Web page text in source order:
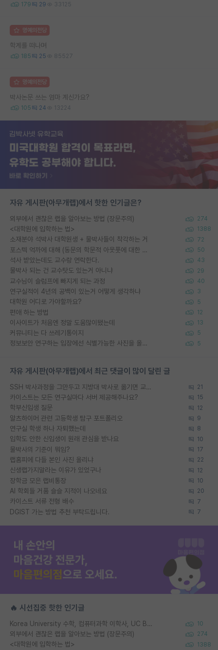
179 29 33125
명예의전당
학계를 떠나며
185 25 85527
명예의전당
박사논문 쓰는 엄마 계신가요?
105 24 13224
자유 게시판(아무개랩)에서 핫한 인기글은?
외부에서 괜찮은 랩을 알아보는 방법 (장문주의) 274
<대학원에 입학하는 법> 1388
소재분야 석박사 대학원생 + 물박사들이 착각하는 거 72
포스텍 억까에 대해 (동문의 학문적 아웃풋에 대한 반박) 50
석사 받았는데도 교수랑 연락한다. 43
물박사 되는 건 교수탓도 있는거 아니냐 29
교수님이 슬럼프에 빠지게 되는 과정 40
연구실적이 4년의 공백이 있는거 어떻게 생각하냐 3
대학원 어디로 가야할까요? 5
편애 하는 방법 12
이사이트가 처음엔 정말 도움많이됐는데 13
커뮤니티는 다 쓰레기통이지 5
정보보안 연구하는 입장에선 식별가능한 사진을 올리는건 비추이긴함 5
자유 게시판(아무개랩)에서 최근 댓글이 많이 달린 글
SSH 박사과정을 그만두고 지방대 박사로 옮기면 교수의 꿈은 끝일까요? 21
카이스트는 모든 연구실마다 서버 제공해주나요? 15
학부신입생 질문 12
알츠하이머 관련 고등학생 탐구 포트폴리오 9
연구실 학생 하나 자퇴했는데 8
입학도 안한 신입생이 원래 관심을 받나요 10
물박사의 기준이 뭐임? 17
랩홈피에 다들 본인 사진 올리냐 22
신생랩가지말라는 이유가 있었구나 12
장학금 모은 랩비통장 10
AI 학회들 거품 슬슬 지적이 나오네요 20
카이스트 서류 전형 배수 7
DGIST 가는 방법 추천 부탁드립니다. 7
🔥 시선집중 핫한 인기글
Korea University 수학, 컴퓨터과학 이학사, UC Berkeley 산업공학 대학원 공학박사가 되는 것은 쉽지 않겠죠? 10
외부에서 괜찮은 랩을 알아보는 방법 (장문주의) 274
<대학원에 입학하는 법> 1388